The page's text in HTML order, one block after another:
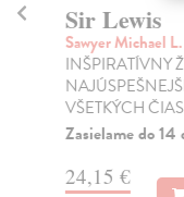
Sir Lewis
Sawyer Michael L.
INŠPIRATÍVNY
VŠETKÝCH
Zasielame do 14
24,15 €